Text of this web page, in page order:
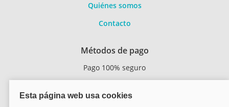
Quiénes somos
Contacto
Métodos de pago
Pago 100% seguro